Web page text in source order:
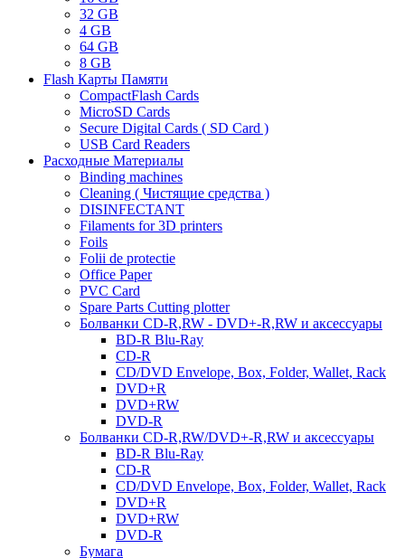
32 GB
4 GB
64 GB
8 GB
Flash Карты Памяти
CompactFlash Cards
MicroSD Cards
Secure Digital Cards ( SD Card )
USB Card Readers
Расходные Материалы
Binding machines
Cleaning ( Чистящие средства )
DISINFECTANT
Filaments for 3D printers
Foils
Folii de protectie
Office Paper
PVC Card
Spare Parts Cutting plotter
Болванки CD-R,RW - DVD+-R,RW и аксессуары
BD-R Blu-Ray
CD-R
CD/DVD Envelope, Box, Folder, Wallet, Rack
DVD+R
DVD+RW
DVD-R
Болванки CD-R,RW/DVD+-R,RW и аксессуары
BD-R Blu-Ray
CD-R
CD/DVD Envelope, Box, Folder, Wallet, Rack
DVD+R
DVD+RW
DVD-R
Бумага